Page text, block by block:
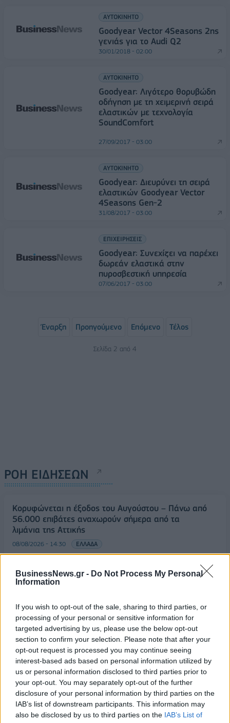
BusinessNews.gr - Do Not Process My Personal
Information
If you wish to opt-out of the sale, sharing to third parties, or
processing of your personal or sensitive information for
targeted advertising by us, please use the below opt-out
section to confirm your selection. Please note that after your
opt-out request is processed you may continue seeing
interest-based ads based on personal information utilized by
us or personal information disclosed to third parties prior to
your opt-out. You may separately opt-out of the further
disclosure of your personal information by third parties on the
IAB’s list of downstream participants. This information may
also be disclosed by us to third parties on the IAB’s List of
ΑΥΤΟΚΙΝΗΤΟ
Goodyear Vector 4Seasons 2ης
γενιάς για το Audi Q2
30/01/2018 - 02:00
ΑΥΤΟΚΙΝΗΤΟ
Goodyear: Λιγότερο θορυβώδη
οδήγηση με τη χειμερινή σειρά
ελαστικών με τεχνολογία
SoundComfort
27/09/2017 - 03:00
ΑΥΤΟΚΙΝΗΤΟ
Goodyear: Διευρύνει τη σειρά
ελαστικών Goodyear Vector
4Seasons Gen-2
31/08/2017 - 03:00
ΕΠΙΧΕΙΡΗΣΕΙΣ
Goodyear: Συνεχίζει να παρέχει
δωρεάν ελαστικά στην
πυροσβεστική υπηρεσία
07/06/2017 - 03:00
Έναρξη Προηγούμενο Επόμενο Τέλος
Σελίδα 2 από 4
ΡΟΗ ΕΙΔΗΣΕΩΝ
Κορυφώνεται η έξοδος του Αυγούστου – Πάνω από
56.000 επιβάτες αναχωρούν σήμερα από τα
λιμάνια της Αττικής
08/08/2026 - 14:30 ΕΛΛΑΔΑ
Δυτική Αττική: Η επόμενη ημέρα μετά τις πυρκαγιές
– Τα έργα Antinero και η «μάχη» πριν από τις
βροχές
Ειδικό Χωροταξικό για τον Τουρισμό: Οι νέοι
κανόνες για επενδύσεις, νησιά και προορισμούς υπό
πίεση
08/08/2026 - 13:21 ΤΟΥΡΙΣΜΟΣ
Υπουργείο Εργασίας: Ο “χάρτης” των πληρωμών
από τον e-ΕΦΚΑ και τη ΔΥΠΑ έως τις 14 Αυγούστου
08/08/2026 - 12:58 ΟΙΚΟΝΟΜΙΑ
Οι Hamilton Reserve Bank και SEE Capital